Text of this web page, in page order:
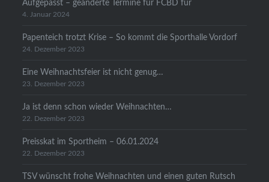
Aufgepasst – geänderte Termine für FCBD für
4. Januar 2024
Papenteich trotzt Krise – So kommt die Sporthalle Vordorf
24. Dezember 2023
Eine Weihnachtsfeier ist nicht genug…
23. Dezember 2023
Ja ist denn schon wieder Weihnachten…
22. Dezember 2023
Preisskat im Sportheim – 06.01.2024
22. Dezember 2023
TSV wünscht frohe Weihnachten und einen guten Rutsch